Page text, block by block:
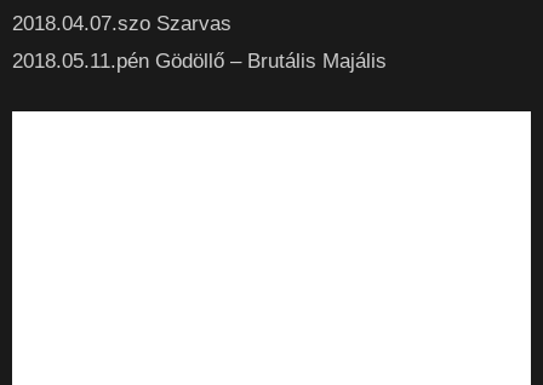
2018.04.07.szo Szarvas
2018.05.11.pén Gödöllő – Brutális Majális